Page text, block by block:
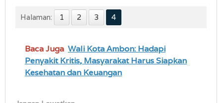
Halaman: 1 2 3 4
Baca Juga Wali Kota Ambon: Hadapi
Penyakit Kritis, Masyarakat Harus Siapkan
Kesehatan dan Keuangan